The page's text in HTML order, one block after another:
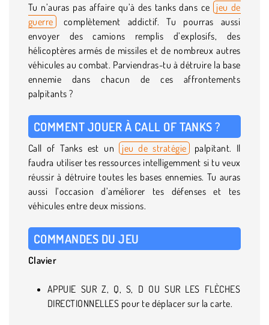
Tu n’auras pas affaire qu’à des tanks dans ce jeu de
guerre complètement addictif. Tu pourras aussi
envoyer des camions remplis d’explosifs, des
hélicoptères armés de missiles et de nombreux autres
véhicules au combat. Parviendras-tu à détruire la base
ennemie dans chacun de ces affrontements
palpitants ?
COMMENT JOUER À CALL OF TANKS ?
Call of Tanks est un jeu de stratégie palpitant. Il
faudra utiliser tes ressources intelligemment si tu veux
réussir à détruire toutes les bases ennemies. Tu auras
aussi l’occasion d’améliorer tes défenses et tes
véhicules entre deux missions.
COMMANDES DU JEU
Clavier
APPUIE SUR Z, Q, S, D OU SUR LES FLÈCHES
DIRECTIONNELLES pour te déplacer sur la carte.